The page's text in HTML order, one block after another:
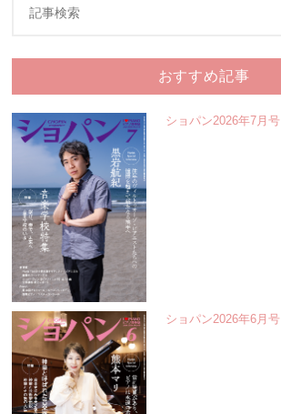
おすすめ記事
ショパン2026年7月号
ショパン2026年6月号